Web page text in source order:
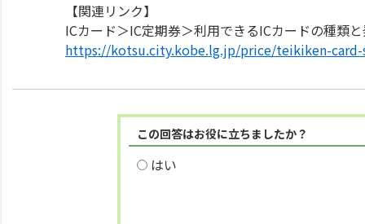
【関連リンク】
ICカード＞IC定期券＞利用できるICカードの種類
https://kotsu.city.kobe.lg.jp/price/teikiken-
この回答はお役に立ちましたか？
はい